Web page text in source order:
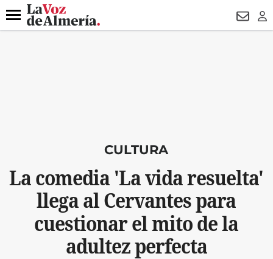
DESTACADO DRON UDA
Menú
CULTURA
La comedia 'La vida resuelta'
llega al Cervantes para
cuestionar el mito de la
adultez perfecta